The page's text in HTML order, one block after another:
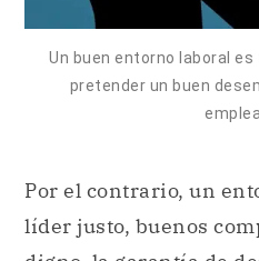
Un buen entorno laboral
pretender un buen
Por el contrario, un
líder justo, buenos